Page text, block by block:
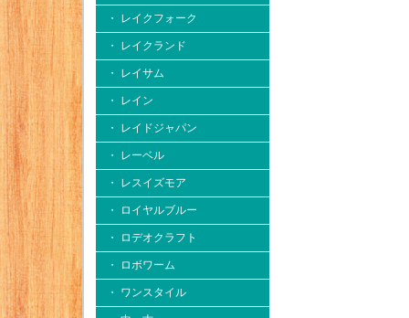
・ レイクフォーク
・ レイクランド
・ レイサム
・ レイン
・ レイドジャパン
・ レーベル
・ レスイズモア
・ ロイヤルブルー
・ ロデオクラフト
・ ロボワーム
・ ワンスタイル